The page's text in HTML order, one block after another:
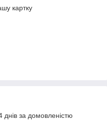
картку
за домовленістю